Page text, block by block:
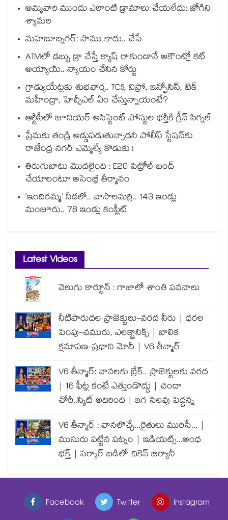
అమ్మవారి ముందు ఎలాంటి డ్రామాలు చేయలేదు: జోగిని
శ్యామల
మహబూబ్నగర్: పాము కాదు.. చేపే
ATMలో డబ్బు డ్రా చేస్తే క్యాష్ రాకుండానే అకౌంట్లో కట్
అయ్యాయ్.. న్యాయం చేసిన కోర్టు
గ్రాడ్యుయేట్లకు శుభవార్త.. TCS, విప్రో, ఇన్ఫోసిస్, టెక్
మహీంద్రా, హెచ్సీఎల్ ఏం చేస్తున్నాయంటే?
ఆర్టీసీలో జూనియర్ అసిస్టెంట్‌‌ పోస్టుల భర్తీకి గ్రీన్‌‌ సిగ్నల్
ప్రేమకు తండ్రి అడ్డుపడుతున్నాడని పోలీస్ స్టేషన్⁪కు
రాజేంద్ర నగర్ ఎమ్మెల్యే కొడుకు !
తిరుగుబాటు మొదలైంది : E20 పెట్రోల్ బంద్
చేయాలంటూ అసెంబ్లీ తీర్మానం
‘ఇందిరమ్మ’ నీడలో.. వాసాలమర్రి.. 143 ఇండ్లు
మంజూరు.. 78 ఇండ్లు కంప్లీట్
Latest Videos
వెలుగు కార్టూన్ : గాజాలో శాంతి పవనాలు
నీటిపారుదల ప్రాజెక్టులు-వరద నీరు | ధరల
పెంపు-చమురు, ఎలక్ట్రానిక్స్ | బాలిక
క్షమాపణ-ప్రధాని మోదీ | V6 తీన్మార్
V6 తీన్మార్: వానలకు బ్రేక్.. ప్రాజెక్టులకు వరద
| 16 ఫీట్ల కంటే ఎత్తుండొద్దు | చందా
చోరీ..స్కిట్ అదిరింది | ఇగ సెలవు పెద్దన్న
V6 తీన్మార్ : వానలొచ్చే...రైతులు మురిసే... |
ముసురు పట్టిన పట్నం | ఇడియట్స్...అంధ
భక్త్ | సర్కార్ బడిలో చికెన్ బిర్యానీ
Facebook Twitter Instagram